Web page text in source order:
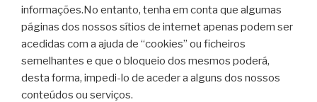
informações.No entanto, tenha em conta que algumas
páginas dos nossos sítios de internet apenas podem ser
acedidas com a ajuda de “cookies” ou ficheiros
semelhantes e que o bloqueio dos mesmos poderá,
desta forma, impedi-lo de aceder a alguns dos nossos
conteúdos ou serviços.